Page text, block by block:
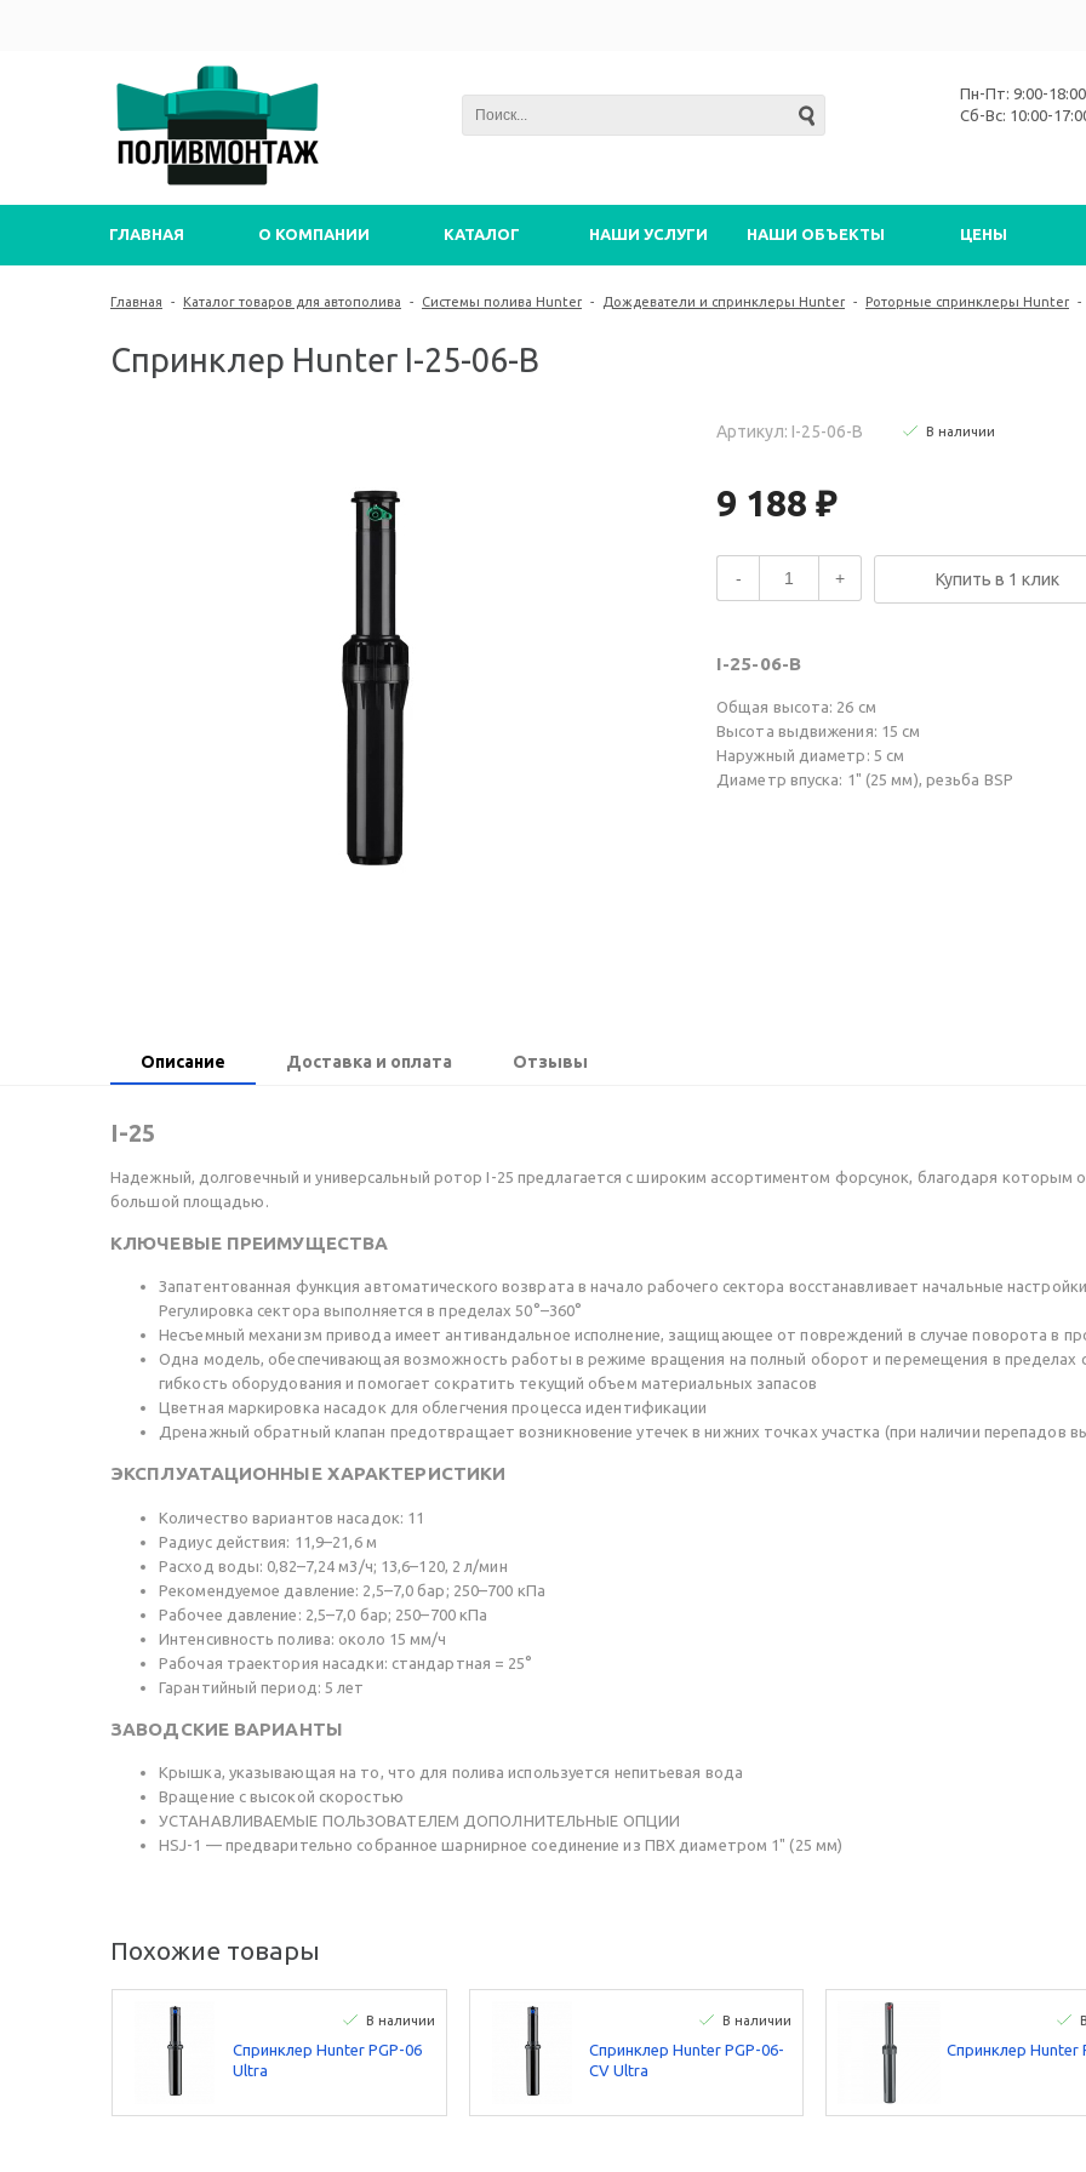
Пн-Пт: 9:00-18:00
Сб-Вс: 10:00-
ГЛАВНАЯ О КОМПАНИИ КАТАЛОГ НАШИ УСЛУГИ НАШИ ОБЪЕКТЫ ЦЕНЫ
Главная - Каталог товаров для автополива - Системы полива Hunter - Дождеватели и спринклеры Hunter - Роторные спринклеры Hunter -
Спринклер Hunter I-25-06-B
Артикул: I-25-06-B В наличии
9 188 ₽
- + Купить в 1 клик
I-25-06-B
Общая высота: 26 см
Высота выдвижения: 15 см
Наружный диаметр: 5 см
Диаметр впуска: 1" (25 мм), резьба BSP
Описание Доставка и оплата Отзывы
I-25
Надежный, долговечный и универсальный ротор I-25 предлагается с широким ассортиментом форсунок, благодаря которым
большой площадью.
КЛЮЧЕВЫЕ ПРЕИМУЩЕСТВА
Запатентованная функция автоматического возврата в начало рабочего сектора восстанавливает начальные
Регулировка сектора выполняется в пределах 50°–360°
Несъемный механизм привода имеет антивандальное исполнение, защищающее от повреждений в случае поворота в
Одна модель, обеспечивающая возможность работы в режиме вращения на полный оборот и перемещения в пределах
гибкость оборудования и помогает сократить текущий объем материальных запасов
Цветная маркировка насадок для облегчения процесса идентификации
Дренажный обратный клапан предотвращает возникновение утечек в нижних точках участка (при наличии перепадов
ЭКСПЛУАТАЦИОННЫЕ ХАРАКТЕРИСТИКИ
Количество вариантов насадок: 11
Радиус действия: 11,9–21,6 м
Расход воды: 0,82–7,24 м3/ч; 13,6–120, 2 л/мин
Рекомендуемое давление: 2,5–7,0 бар; 250–700 кПа
Рабочее давление: 2,5–7,0 бар; 250–700 кПа
Интенсивность полива: около 15 мм/ч
Рабочая траектория насадки: стандартная = 25°
Гарантийный период: 5 лет
ЗАВОДСКИЕ ВАРИАНТЫ
Крышка, указывающая на то, что для полива используется непитьевая вода
Вращение с высокой скоростью
УСТАНАВЛИВАЕМЫЕ ПОЛЬЗОВАТЕЛЕМ ДОПОЛНИТЕЛЬНЫЕ ОПЦИИ
HSJ-1 — предварительно собранное шарнирное соединение из ПВХ диаметром 1" (25 мм)
Похожие товары
В наличии
Спринклер Hunter PGP-06
Ultra
В наличии
Спринклер Hunter PGP-06-
CV Ultra
Спринклер Hunter